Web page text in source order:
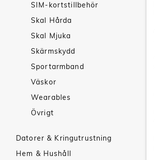
SIM-kortstillbehör
Skal Hårda
Skal Mjuka
Skärmskydd
Sportarmband
Väskor
Wearables
Övrigt
Datorer & Kringutrustning
Hem & Hushåll